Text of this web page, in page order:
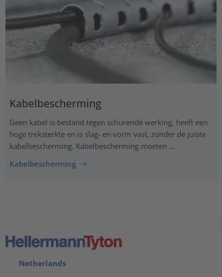
Kabelbescherming
Geen kabel is bestand tegen schurende werking, heeft een
hoge treksterkte en is slag- en vorm vast, zonder de juiste
kabelbescherming. Kabelbescherming moeten ...
Kabelbescherming
Netherlands